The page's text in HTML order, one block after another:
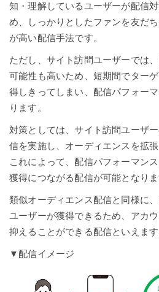
知・理解しているユーザーが配信
め、しっかりとしたファンを友だ
が高い配信手法です。
ただし、サイト訪問ユーザーでは
可能性も高いため、短期間でター
得しきってしまい、配信パフォー
ります。
対策としては、サイト訪問ユーザ
信を実施し、オーディエンスを拡
これによって、配信パフォーマン
獲得につながる配信が可能となりま
類似オーディエンス配信と同様に
ユーザーが獲得できるため、アカ
抑えることができる配信といえます
▼配信イメージ